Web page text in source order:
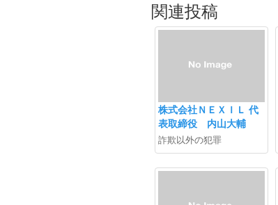
関連投稿
株式会社ＮＥＸＩＬ 代
表取締役 内山大輔
詐欺以外の犯罪